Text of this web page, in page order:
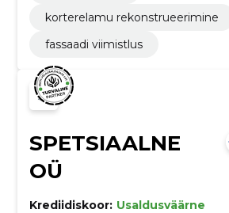
korterelamu rekonstrueerimine
fassaadi viimistlus
SPETSIAALNE
OÜ
Krediidiskoor: Usaldusväärne